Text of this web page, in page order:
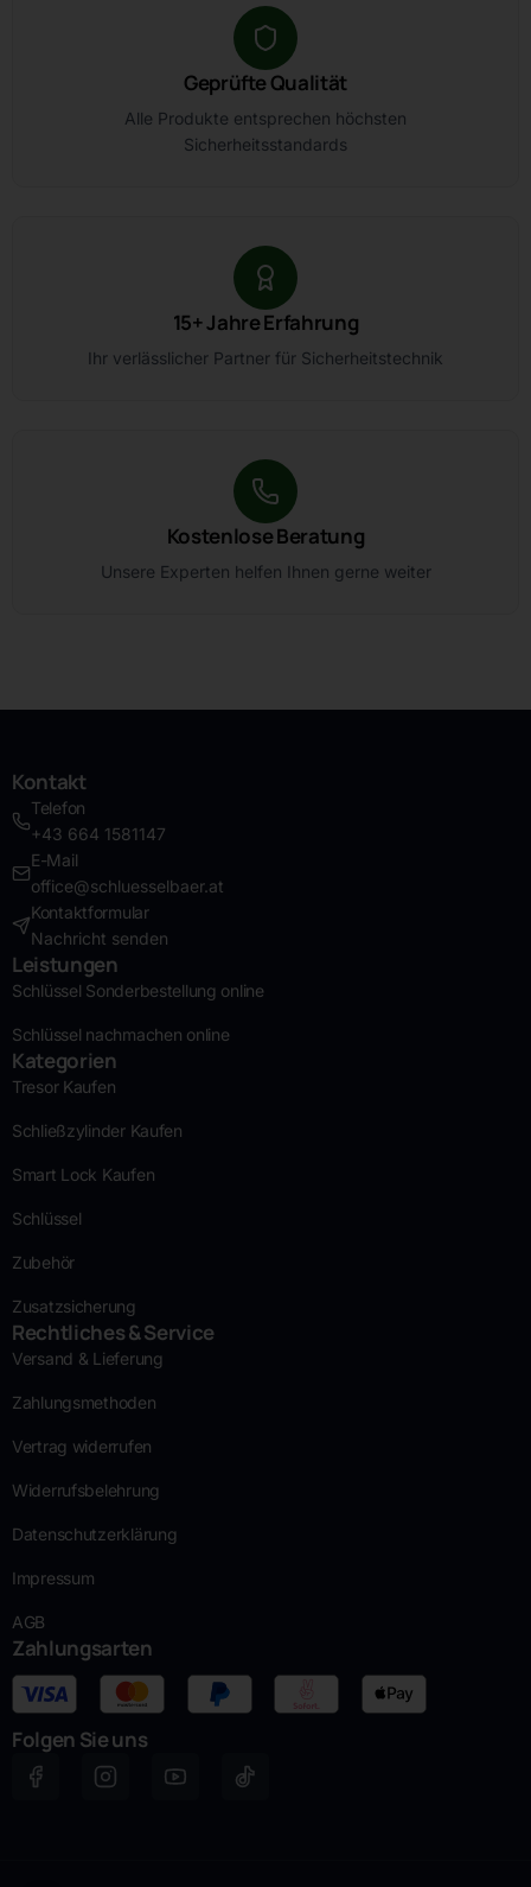
Geprüfte Qualität
Alle Produkte entsprechen höchsten
Sicherheitsstandards
15+ Jahre Erfahrung
Ihr verlässlicher Partner für Sicherheitstechnik
Kostenlose Beratung
Unsere Experten helfen Ihnen gerne weiter
Kontakt
Telefon
+43 664 1581147
E-Mail
office@schluesselbaer.at
Kontaktformular
Nachricht senden
Leistungen
Schlüssel Sonderbestellung online
Schlüssel nachmachen online
Kategorien
Tresor Kaufen
Schließzylinder Kaufen
Smart Lock Kaufen
Schlüssel
Zubehör
Zusatzsicherung
Rechtliches & Service
Versand & Lieferung
Zahlungsmethoden
Vertrag widerrufen
Widerrufsbelehrung
Datenschutzerklärung
Impressum
AGB
Zahlungsarten
Folgen Sie uns